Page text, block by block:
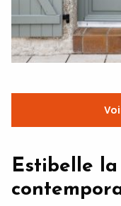
Estibelle